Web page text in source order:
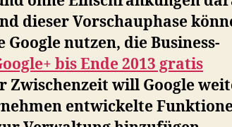
dieser Vorschauphase
nutzen, die Business-
bis Ende 2013 gratis
Zwischenzeit will Google
entwickelte